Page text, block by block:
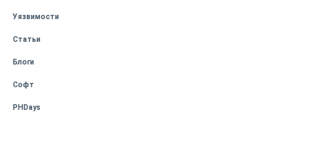
Уязвимости
Статьи
Блоги
Софт
PHDays